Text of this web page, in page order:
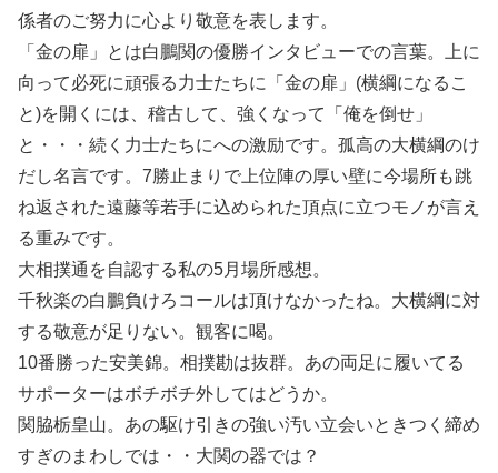
係者のご努力に心より敬意を表します。
「金の扉」とは白鵬関の優勝インタビューでの言葉。上に
向って必死に頑張る力士たちに「金の扉」(横綱になるこ
と)を開くには、稽古して、強くなって「俺を倒せ」
と・・・続く力士たちにへの激励です。孤高の大横綱のけ
だし名言です。7勝止まりで上位陣の厚い壁に今場所も跳
ね返された遠藤等若手に込められた頂点に立つモノが言え
る重みです。
大相撲通を自認する私の5月場所感想。
千秋楽の白鵬負けろコールは頂けなかったね。大横綱に対
する敬意が足りない。観客に喝。
10番勝った安美錦。相撲勘は抜群。あの両足に履いてる
サポーターはボチボチ外してはどうか。
関脇栃皇山。あの駆け引きの強い汚い立会いときつく締め
すぎのまわしでは・・大関の器では？